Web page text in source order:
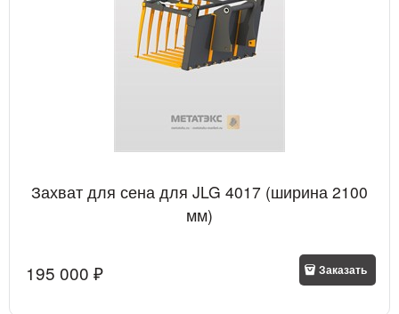
Захват для сена для JLG 4017 (ширина 2100
мм)
195 000 ₽ Заказать